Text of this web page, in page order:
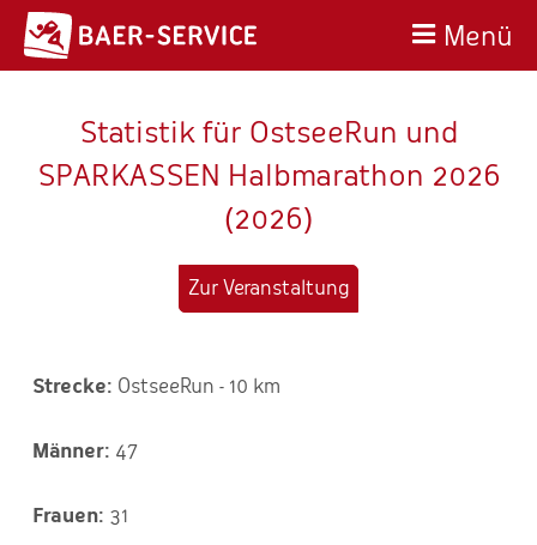
Menü
Statistik für OstseeRun und
SPARKASSEN Halbmarathon 2026
(2026)
Zur Veranstaltung
OstseeRun - 10 km
47
31